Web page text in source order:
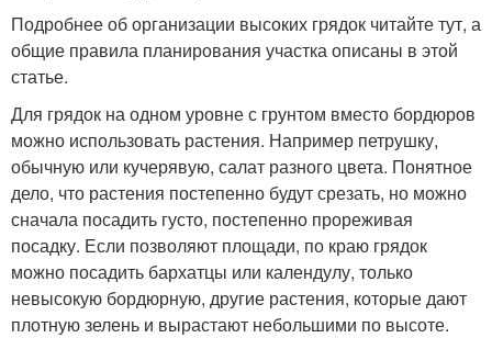
Подробнее об организации высоких грядок читайте тут, а
общие правила планирования участка описаны в этой
статье.
Для грядок на одном уровне с грунтом вместо бордюров
можно использовать растения. Например петрушку,
обычную или кучерявую, салат разного цвета. Понятное
дело, что растения постепенно будут срезать, но можно
сначала посадить густо, постепенно прореживая
посадку. Если позволяют площади, по краю грядок
можно посадить бархатцы или календулу, только
невысокую бордюрную, другие растения, которые дают
плотную зелень и вырастают небольшими по высоте.